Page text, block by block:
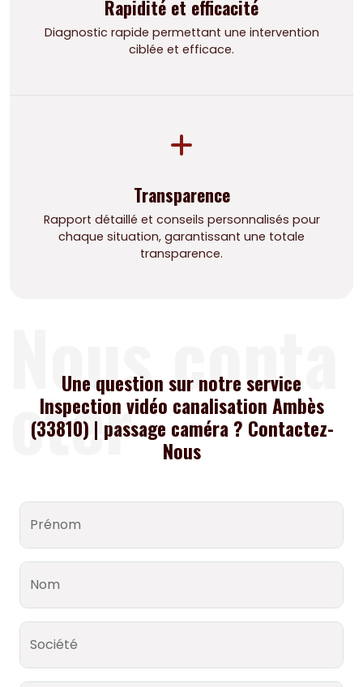
Rapidité et efficacité
Diagnostic rapide permettant une intervention
ciblée et efficace.
Transparence
Rapport détaillé et conseils personnalisés pour
chaque situation, garantissant une totale
transparence.
Nous conta
cter
Une question sur notre service
Inspection vidéo canalisation Ambès
(33810) | passage caméra ? Contactez-
Nous
Prénom
Nom
Société